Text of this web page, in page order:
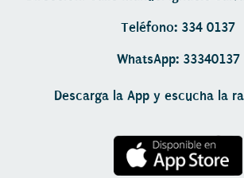
Teléfono: 334 0137
WhatsApp: 33340137
Descarga la App y escucha la